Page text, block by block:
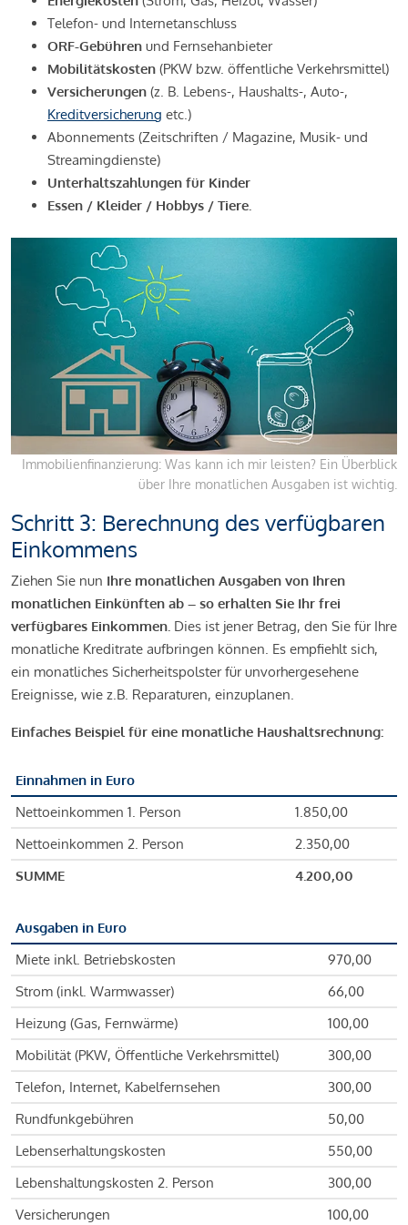
Telefon- und Internetanschluss
ORF-Gebühren und Fernsehanbieter
Mobilitätskosten (PKW bzw. öffentliche Verkehrsmittel)
Versicherungen (z. B. Lebens-, Haushalts-, Auto-,
Kreditversicherung etc.)
Abonnements (Zeitschriften / Magazine, Musik- und
Streamingdienste)
Unterhaltszahlungen für Kinder
Essen / Kleider / Hobbys / Tiere.
Immobilienfinanzierung: Was kann ich mir leisten? Ein Überblick
über Ihre monatlichen Ausgaben ist wichtig.
Schritt 3: Berechnung des verfügbaren
Einkommens
Ziehen Sie nun Ihre monatlichen Ausgaben von Ihren
monatlichen Einkünften ab – so erhalten Sie Ihr frei
verfügbares Einkommen. Dies ist jener Betrag, den Sie für Ihre
monatliche Kreditrate aufbringen können. Es empfiehlt sich,
ein monatliches Sicherheitspolster für unvorhergesehene
Ereignisse, wie z.B. Reparaturen, einzuplanen.
Einfaches Beispiel für eine monatliche Haushaltsrechnung:
Einnahmen in Euro
Nettoeinkommen 1. Person
1.850,00
Nettoeinkommen 2. Person
2.350,00
SUMME
4.200,00
Ausgaben in Euro
Miete inkl. Betriebskosten
970,00
Strom (inkl. Warmwasser)
66,00
Heizung (Gas, Fernwärme)
100,00
Mobilität (PKW, Öffentliche Verkehrsmittel)
300,00
Telefon, Internet, Kabelfernsehen
300,00
Rundfunkgebühren
50,00
Lebenserhaltungskosten
550,00
Lebenshaltungskosten 2. Person
300,00
Versicherungen
100,00